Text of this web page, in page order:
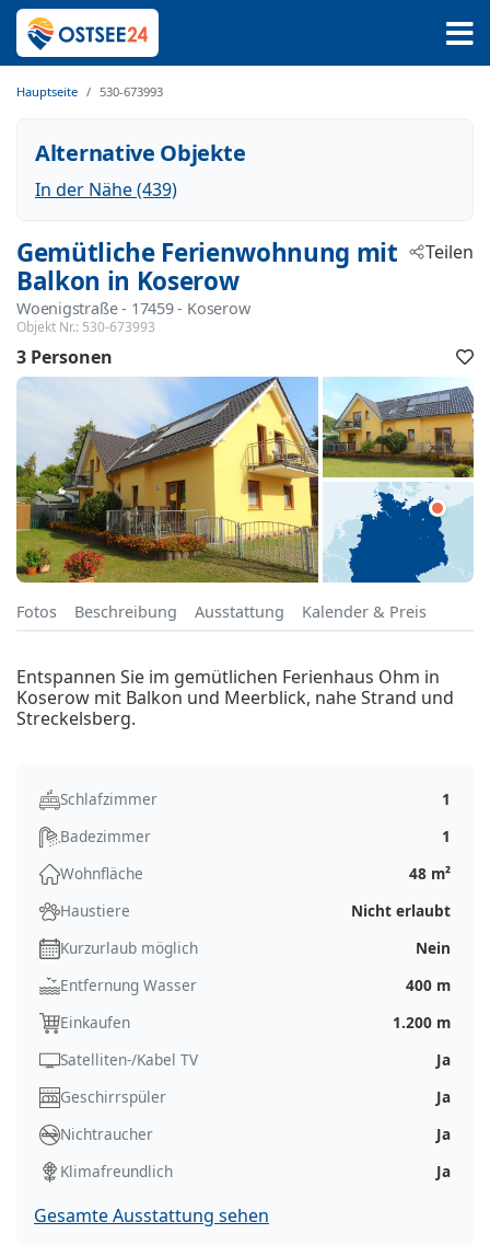
Hauptseite 530-673993
Alternative Objekte
In der Nähe (439)
Gemütliche Ferienwohnung mit
Balkon in Koserow
Woenigstraße - 17459 - Koserow
Objekt Nr.: 530-673993
Teilen
3 Personen
Fotos Beschreibung Ausstattung Kalender & Preis
Entspannen Sie im gemütlichen Ferienhaus Ohm in
Koserow mit Balkon und Meerblick, nahe Strand und
Streckelsberg.
Schlafzimmer
1
Badezimmer
1
Wohnfläche
48 m²
Haustiere
Nicht erlaubt
Kurzurlaub möglich
Nein
Entfernung Wasser
400 m
Einkaufen
1.200 m
Satelliten-/Kabel TV
Ja
Geschirrspüler
Ja
Nichtraucher
Ja
Klimafreundlich
Ja
Gesamte Ausstattung sehen